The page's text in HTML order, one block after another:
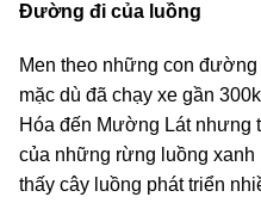
Đường đi của luồng
Men theo những con
mặc dù đã chạy xe gần
Hóa đến Mường Lát nhưng
của những rừng luồng
thấy cây luồng phát triển